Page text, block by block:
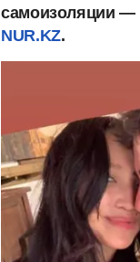
самоизоляции —
NUR.KZ.